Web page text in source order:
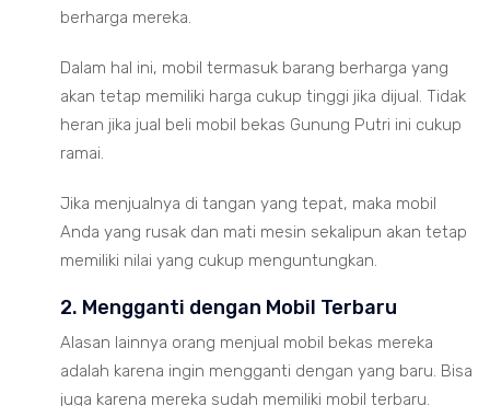
berharga mereka.
Dalam hal ini, mobil termasuk barang berharga yang
akan tetap memiliki harga cukup tinggi jika dijual. Tidak
heran jika jual beli mobil bekas Gunung Putri ini cukup
ramai.
Jika menjualnya di tangan yang tepat, maka mobil
Anda yang rusak dan mati mesin sekalipun akan tetap
memiliki nilai yang cukup menguntungkan.
2. Mengganti dengan Mobil Terbaru
Alasan lainnya orang menjual mobil bekas mereka
adalah karena ingin mengganti dengan yang baru. Bisa
juga karena mereka sudah memiliki mobil terbaru.